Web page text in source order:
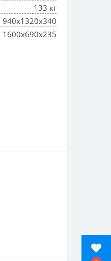
133 кг
940х1320х340
1600х690х235